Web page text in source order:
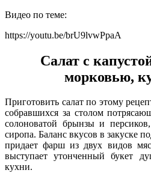
Видео по теме:
https://youtu.be/brU9lvwPpaA
Салат с
морковью,
Приготовить салат по этому
собравшихся за столом
солоноватой брынзы и
сиропа. Баланс вкусов в закуске
придает фарш из двух видов
выступает утонченный букет
кухни.